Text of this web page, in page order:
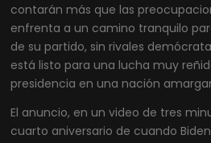
contarán más que las
enfrenta a un camino tranquilo
de su partido, sin rivales
está listo para una lucha muy
presidencia en una nación
El anuncio, en un video de tres
cuarto aniversario de cuando